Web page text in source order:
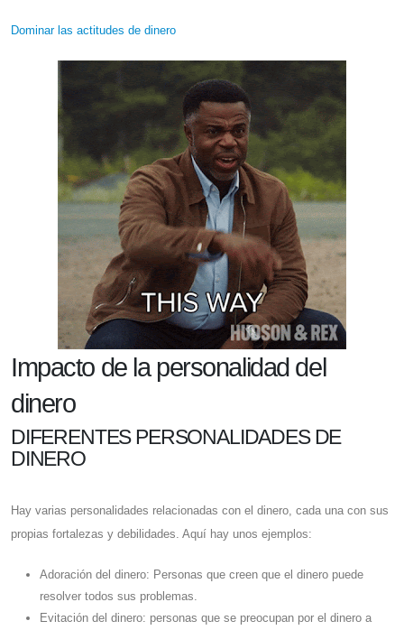
Dominar las actitudes de dinero
Impacto de la personalidad del
dinero
DIFERENTES PERSONALIDADES DE
DINERO
Hay varias personalidades relacionadas con el dinero, cada una con sus
propias fortalezas y debilidades. Aquí hay unos ejemplos:
Adoración del dinero: Personas que creen que el dinero puede
resolver todos sus problemas.
Evitación del dinero: personas que se preocupan por el dinero a